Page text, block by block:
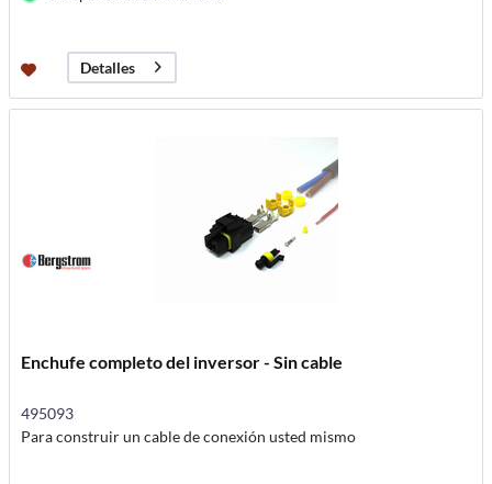
Detalles
Enchufe completo del inversor - Sin cable
495093
Para construir un cable de conexión usted mismo